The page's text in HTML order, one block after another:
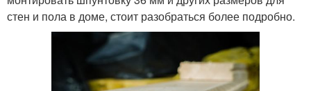
стен и пола в доме, стоит разобраться более подробно.